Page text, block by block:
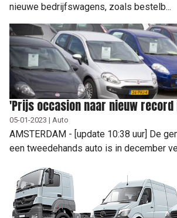
nieuwe bedrijfswagens, zoals bestelb...
'Prijs occasion naar nieuw
05-01-2023 | Auto
AMSTERDAM - [update 10:38 uur] De
een tweedehands auto is in december